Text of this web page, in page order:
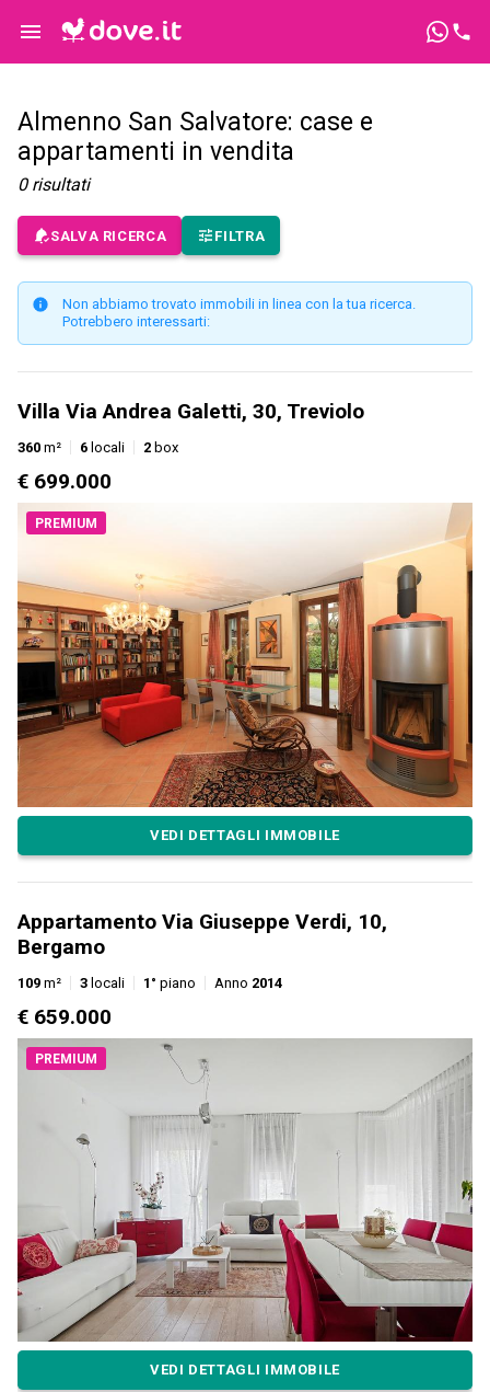
Almenno San Salvatore: case e
appartamenti in vendita
0 risultati
SALVA RICERCA FILTRA
Non abbiamo trovato immobili in linea con la tua ricerca.
Potrebbero interessarti:
Villa Via Andrea Galetti, 30, Treviolo
360 m² 6 locali 2 box
€ 699.000
PREMIUM
VEDI DETTAGLI IMMOBILE
Appartamento Via Giuseppe Verdi, 10,
Bergamo
109 m² 3 locali 1° piano Anno 2014
€ 659.000
PREMIUM
VEDI DETTAGLI IMMOBILE